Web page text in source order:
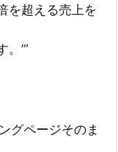
を超える売上を
’’’
グページそのま